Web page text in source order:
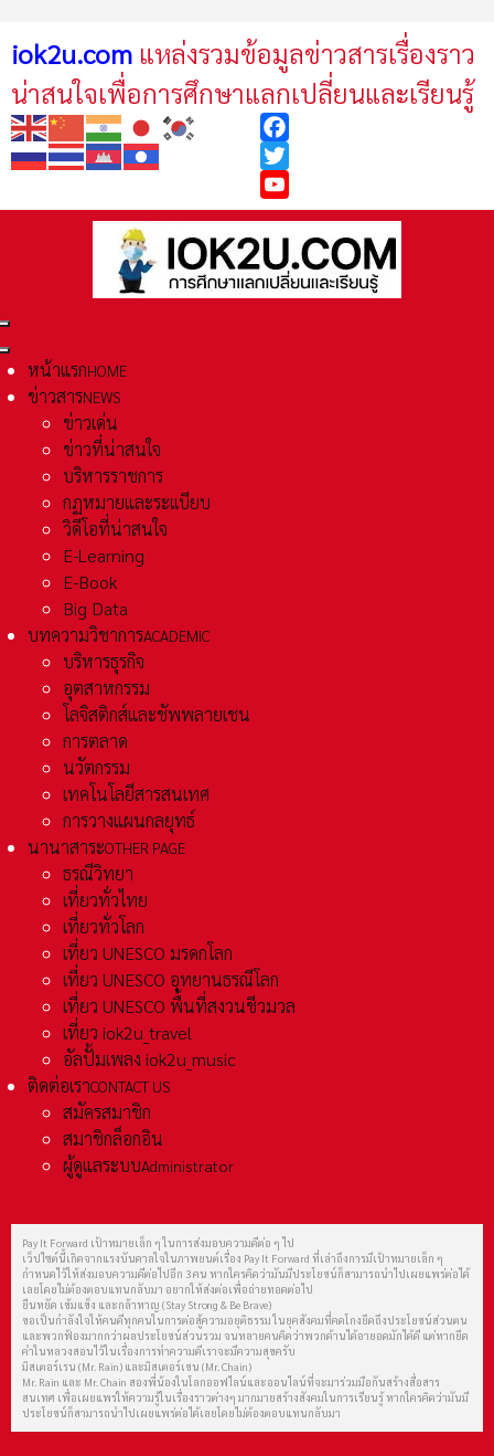
iok2u.com แหล่งรวมข้อมูลข่าวสารเรื่องราว
น่าสนใจเพื่อการศึกษาแลกเปลี่ยนและเรียนรู้
Facebook
Twitter
YouTube
หน้าแรกHOME
ข่าวสารNEWS
ข่าวเด่น
ข่าวที่น่าสนใจ
บริหารราชการ
กฏหมายและระเเบียบ
วิดีโอที่น่าสนใจ
E-Learning
E-Book
Big Data
บทความวิชาการACADEMIC
บริหารธุรกิจ
อุตสาหกรรม
โลจิสติกส์และชัพพลายเชน
การตลาด
นวัตกรรม
เทคโนโลยีสารสนเทศ
การวางแผนกลยุทธ์
นานาสาระOTHER PAGE
ธรณีวิทยา
เที่ยวทั่วไทย
เที่ยวทั่วโลก
เที่ยว UNESCO มรดกโลก
เที่ยว UNESCO อุทยานธรณีโลก
เที่ยว UNESCO พื้นที่สงวนชีวมวล
เที่ยว iok2u_travel
อัลปั้มเพลง iok2u_music
ติดต่อเราCONTACT US
สมัครสมาชิก
สมาชิกล็อกอิน
ผู้ดูแลระบบAdministrator
Pay It Forward เป้าหมายเล็ก ๆ ในการส่งมอบความดีต่อ ๆ ไป
เว็ปไซต์นี้เกิดจากแรงบันดาลใจในภาพยนต์เรื่อง Pay It Forward ที่เล่าถึงการมีเป้าหมายเล็ก ๆ
กำหนดไว้ให้ส่งมอบความดีต่อไปอีก 3 คน หากใครคิดว่ามันมีประโยชน์ก็สามารถนำไปเผยแพร่ต่อได้
เลยโดยไม่ต้องตอบแทนกลับมา อยากให้ส่งต่อเพื่อถ่ายทอดต่อไป
ยืนหยัด เข้มแข็ง และกล้าหาญ (Stay Strong & Be Brave)
ขอเป็นกำลังใจให้คนดีทุกคนในการต่อสู้ความอยุติธรรม ในยุคสังคมที่คดโกงยึดถึงประโยชน์ส่วนตน
และพวกฟ้องมากกว่าผลประโยชน์ส่วนรวม จนหลายคนคิดว่าพวกด้านได้อายอดมักได้ดี แต่หากยึด
คำในหลวงสอนไว้ในเรื่องการทำความดีเราจะมีความสุขครับ
มิสเตอร์เรน (Mr. Rain) และมิสเตอร์เชน (Mr. Chain)
Mr. Rain และ Mr. Chain สองพี่น้องในโลกออฟไลน์และออนไลน์ที่จะมาร่วมมือกันสร้างสื่อสาร
สนเทศ เพื่อเผยแพร่ให้ความรู้ในเรื่องราวต่างๆ มากมายสร้างสังคมในการเรียนรู้ หากใครคิดว่ามันมี
ประโยชน์ก็สามารถนำไปเผยแพร่ต่อได้เลยโดยไม่ต้องตอบแทนกลับมา